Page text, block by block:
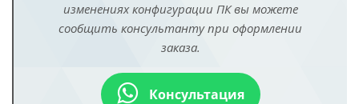
изменениях конфигурации ПК вы можете
сообщить консультанту при оформлении
заказа.
Консультация